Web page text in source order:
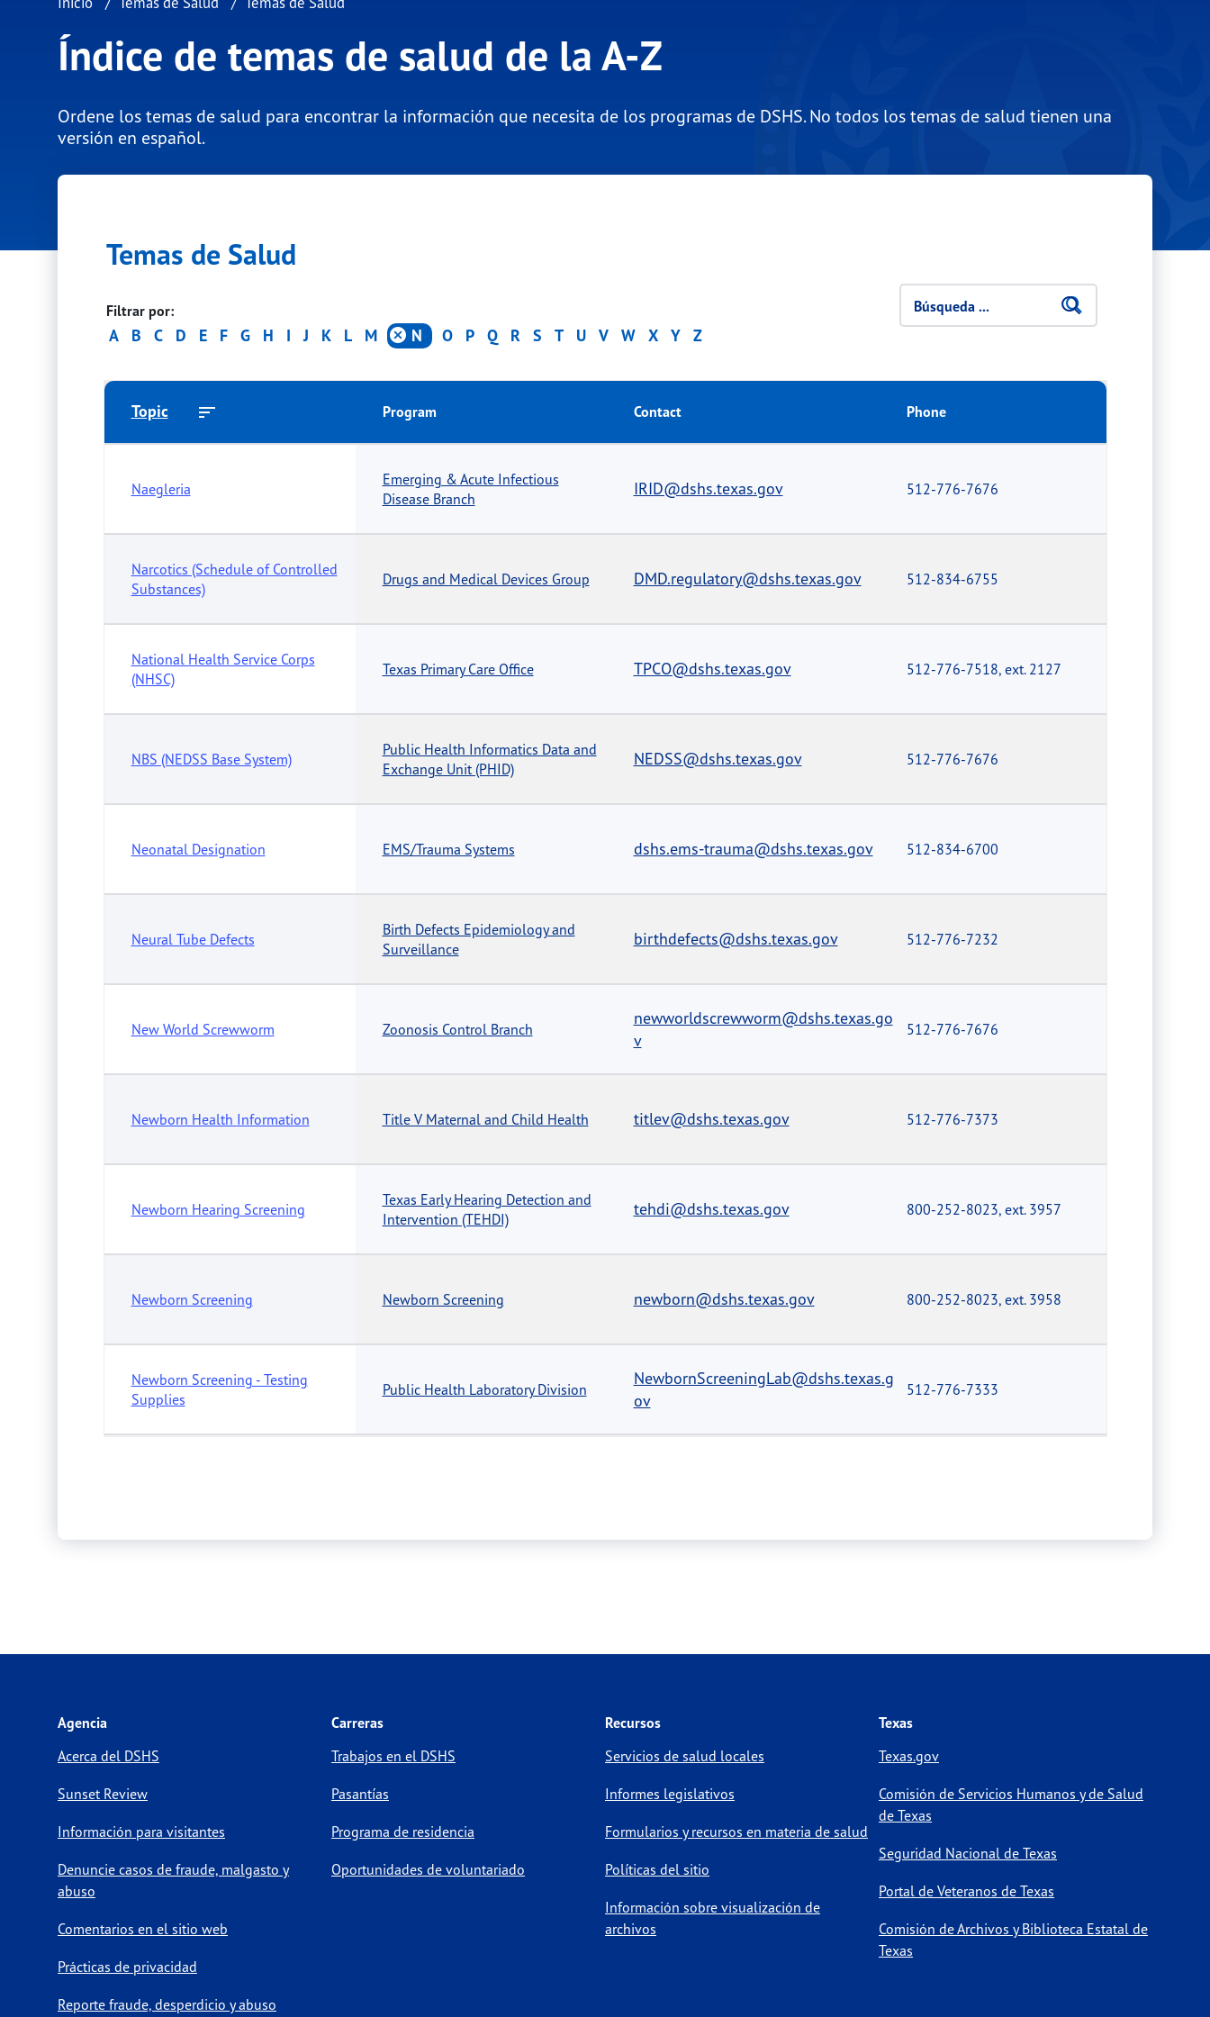
Índice de temas de salud de la A-Z
Ordene los temas de salud para encontrar la información que necesita de los programas de DSHS. No todos los temas de salud tienen una
versión en español.
Filtros de búsqueda
Temas de Salud
Filtrar por:
A B C D E F G H I J K L M N O P Q R S T U V W X Y Z
Topic Program Contact Phone
Naegleria
Emerging & Acute Infectious
Disease Branch
IRID@dshs.texas.gov 512-776-7676
Narcotics (Schedule of Controlled
Substances)
Drugs and Medical Devices Group DMD.regulatory@dshs.texas.gov 512-834-6755
National Health Service Corps
(NHSC)
Texas Primary Care Office TPCO@dshs.texas.gov 512-776-7518, ext. 2127
NBS (NEDSS Base System)
Public Health Informatics Data and
Exchange Unit (PHID)
NEDSS@dshs.texas.gov 512-776-7676
Neonatal Designation EMS/Trauma Systems dshs.ems-trauma@dshs.texas.gov 512-834-6700
Neural Tube Defects
Birth Defects Epidemiology and
Surveillance
birthdefects@dshs.texas.gov 512-776-7232
New World Screwworm Zoonosis Control Branch
newworldscrewworm@dshs.texas.go
v
512-776-7676
Newborn Health Information Title V Maternal and Child Health titlev@dshs.texas.gov 512-776-7373
Newborn Hearing Screening
Texas Early Hearing Detection and
Intervention (TEHDI)
tehdi@dshs.texas.gov 800-252-8023, ext. 3957
Newborn Screening Newborn Screening newborn@dshs.texas.gov 800-252-8023, ext. 3958
Newborn Screening - Testing
Supplies
Public Health Laboratory Division
NewbornScreeningLab@dshs.texas.g
ov
512-776-7333
Norwalk and Norwalk-Like FoodborneTexas@dshs.texas.gov 512-776-7676
Reporting)
Disease Branch
eaidu-dataanalytic@dshs.texas.gov
Nuclear Power Plants/Emergency
Radiation Control PSQARad@dshs.texas.gov
Agencia
Acerca del DSHS
Sunset Review
Información para visitantes
Denuncie casos de fraude, malgasto y
abuso
Comentarios en el sitio web
Prácticas de privacidad
Reporte fraude, desperdicio y abuso
Carreras
Trabajos en el DSHS
Pasantías
Programa de residencia
Oportunidades de voluntariado
Recursos
Servicios de salud locales
Informes legislativos
Formularios y recursos en materia de salud
Políticas del sitio
Información sobre visualización de
archivos
Texas
Texas.gov
Comisión de Servicios Humanos y de Salud
de Texas
Seguridad Nacional de Texas
Portal de Veteranos de Texas
Comisión de Archivos y Biblioteca Estatal de
Texas